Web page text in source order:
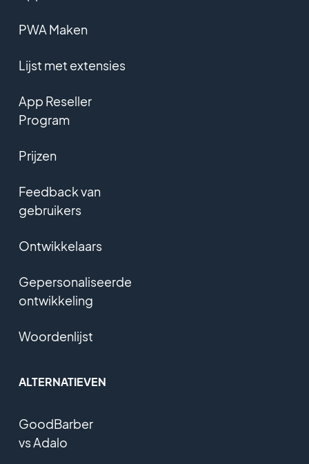
PWA Maken
Lijst met extensies
App Reseller
Program
Prijzen
Feedback van
gebruikers
Ontwikkelaars
Gepersonaliseerde
ontwikkeling
Woordenlijst
ALTERNATIEVEN
GoodBarber
vs Adalo